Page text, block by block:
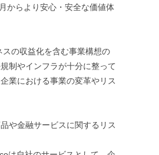
c
o
k
i
r
n
a
からより安心・安全な価値体
の収益化を含む事業構想の
制やインフラが十分に整って
業における事業の変革やリス
や金融サービスに関するリス